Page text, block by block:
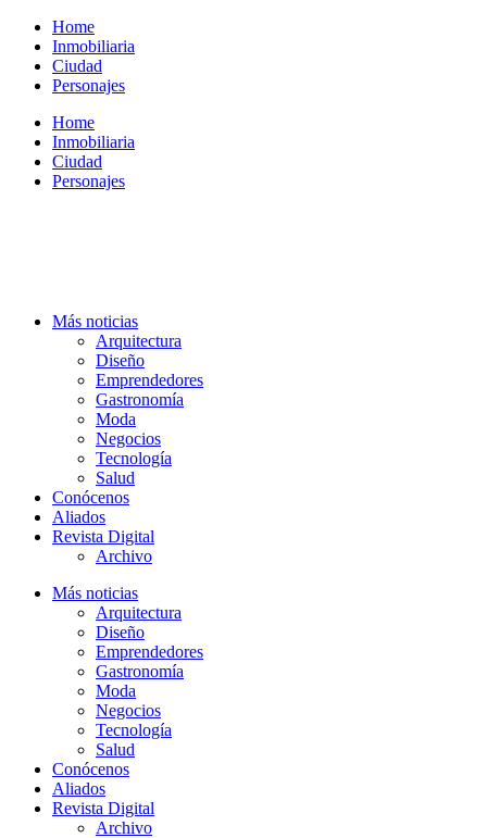
contenido
Home
Inmobiliaria
Ciudad
Personajes
Home
Inmobiliaria
Ciudad
Personajes
Más noticias
Arquitectura
Diseño
Emprendedores
Gastronomía
Moda
Negocios
Tecnología
Salud
Conócenos
Aliados
Revista Digital
Archivo
Más noticias
Arquitectura
Diseño
Emprendedores
Gastronomía
Moda
Negocios
Tecnología
Salud
Conócenos
Aliados
Revista Digital
Archivo